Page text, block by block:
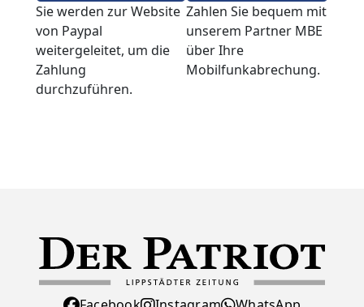
Sie werden zur Website
von Paypal
weitergeleitet, um die
Zahlung
durchzuführen.
Zahlen Sie bequem mit
unserem Partner MBE
über Ihre
Mobilfunkabrechung.